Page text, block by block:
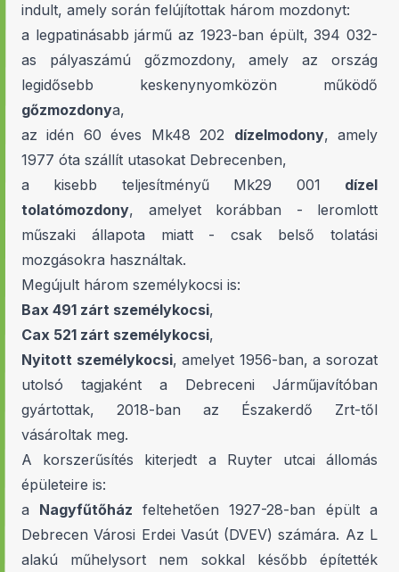
indult, amely során felújítottak három mozdonyt:
a legpatinásabb jármű az 1923-ban épült, 394 032-
as pályaszámú gőzmozdony, amely az ország
legidősebb keskenynyomközön működő
gőzmozdonya,
az idén 60 éves Mk48 202 dízelmodony, amely
1977 óta szállít utasokat Debrecenben,
a kisebb teljesítményű Mk29 001 dízel
tolatómozdony, amelyet korábban - leromlott
műszaki állapota miatt - csak belső tolatási
mozgásokra használtak.
Megújult három személykocsi is:
Bax 491 zárt személykocsi,
Cax 521 zárt személykocsi,
Nyitott személykocsi, amelyet 1956-ban, a sorozat
utolsó tagjaként a Debreceni Járműjavítóban
gyártottak, 2018-ban az Északerdő Zrt-től
vásároltak meg.
A korszerűsítés kiterjedt a Ruyter utcai állomás
épületeire is:
a Nagyfűtőház feltehetően 1927-28-ban épült a
Debrecen Városi Erdei Vasút (DVEV) számára. Az L
alakú műhelysort nem sokkal később építették